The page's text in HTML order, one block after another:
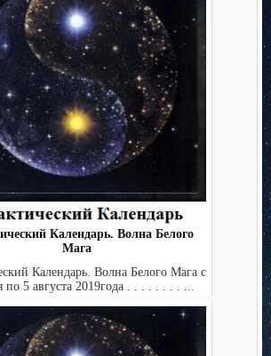
Календарь. Волна Белого
Мага
Календарь. Волна Белого Мага с
по 5 августа 2019года . . . . . . . . ...